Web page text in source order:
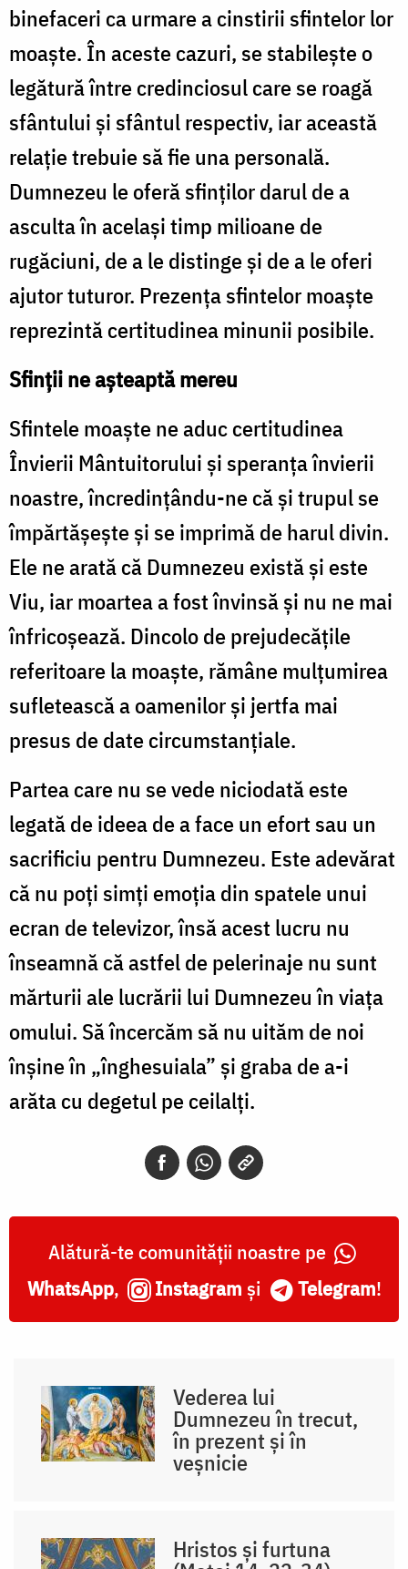
binefaceri ca urmare a cinstirii sfintelor lor
moaşte. În aceste cazuri, se stabileşte o
legătură între credinciosul care se roagă
sfântului şi sfântul respectiv, iar această
relaţie trebuie să fie una personală.
Dumnezeu le oferă sfinţilor darul de a
asculta în acelaşi timp milioane de
rugăciuni, de a le distinge şi de a le oferi
ajutor tuturor. Prezenţa sfintelor moaşte
reprezintă certitudinea minunii posibile.
Sfinţii ne aşteaptă mereu
Sfintele moaşte ne aduc certitudinea
Învierii Mântuitorului şi speranţa învierii
noastre, încredinţându-ne că şi trupul se
împărtăşeşte şi se imprimă de harul divin.
Ele ne arată că Dumnezeu există şi este
Viu, iar moartea a fost învinsă şi nu ne mai
înfricoşează. Dincolo de prejudecăţile
referitoare la moaşte, rămâne mulţumirea
sufletească a oamenilor şi jertfa mai
presus de date circumstanţiale.
Partea care nu se vede niciodată este
legată de ideea de a face un efort sau un
sacrificiu pentru Dumnezeu. Este adevărat
că nu poţi simţi emoţia din spatele unui
ecran de televizor, însă acest lucru nu
înseamnă că astfel de pelerinaje nu sunt
mărturii ale lucrării lui Dumnezeu în viaţa
omului. Să încercăm să nu uităm de noi
înşine în „înghesuiala” şi graba de a-i
arăta cu degetul pe ceilalţi.
Alătură-te comunității noastre pe
WhatsApp, Instagram și Telegram!
Vederea lui
Dumnezeu în trecut,
în prezent și în
veșnicie
Hristos și furtuna